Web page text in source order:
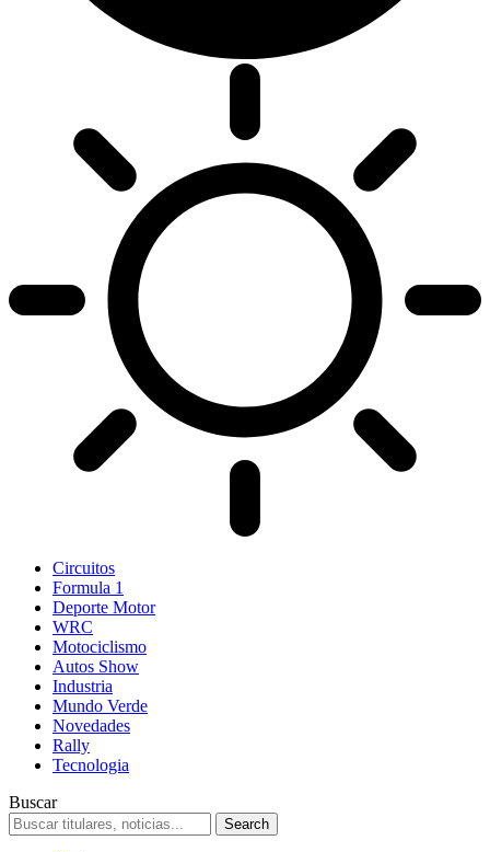
Circuitos
Formula 1
Deporte Motor
WRC
Motociclismo
Autos Show
Industria
Mundo Verde
Novedades
Rally
Tecnologia
Buscar